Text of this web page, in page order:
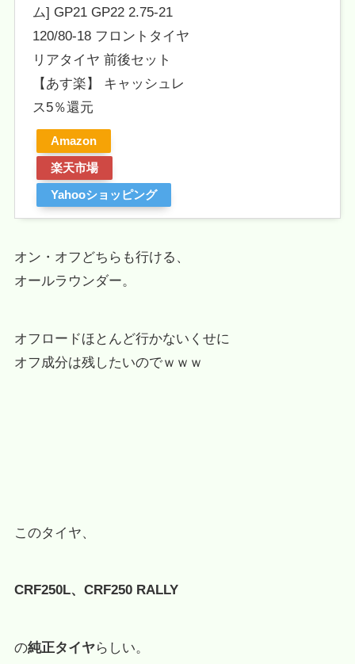
ム] GP21 GP22 2.75-21
120/80-18 フロントタイヤ
リアタイヤ 前後セット
【あす楽】 キャッシュレ
ス5％還元
Amazon
楽天市場
Yahooショッピング
オン・オフどちらも行ける、
オールラウンダー。
オフロードほとんど行かないくせに
オフ成分は残したいのでｗｗｗ
このタイヤ、
CRF250L、CRF250 RALLY
の純正タイヤらしい。